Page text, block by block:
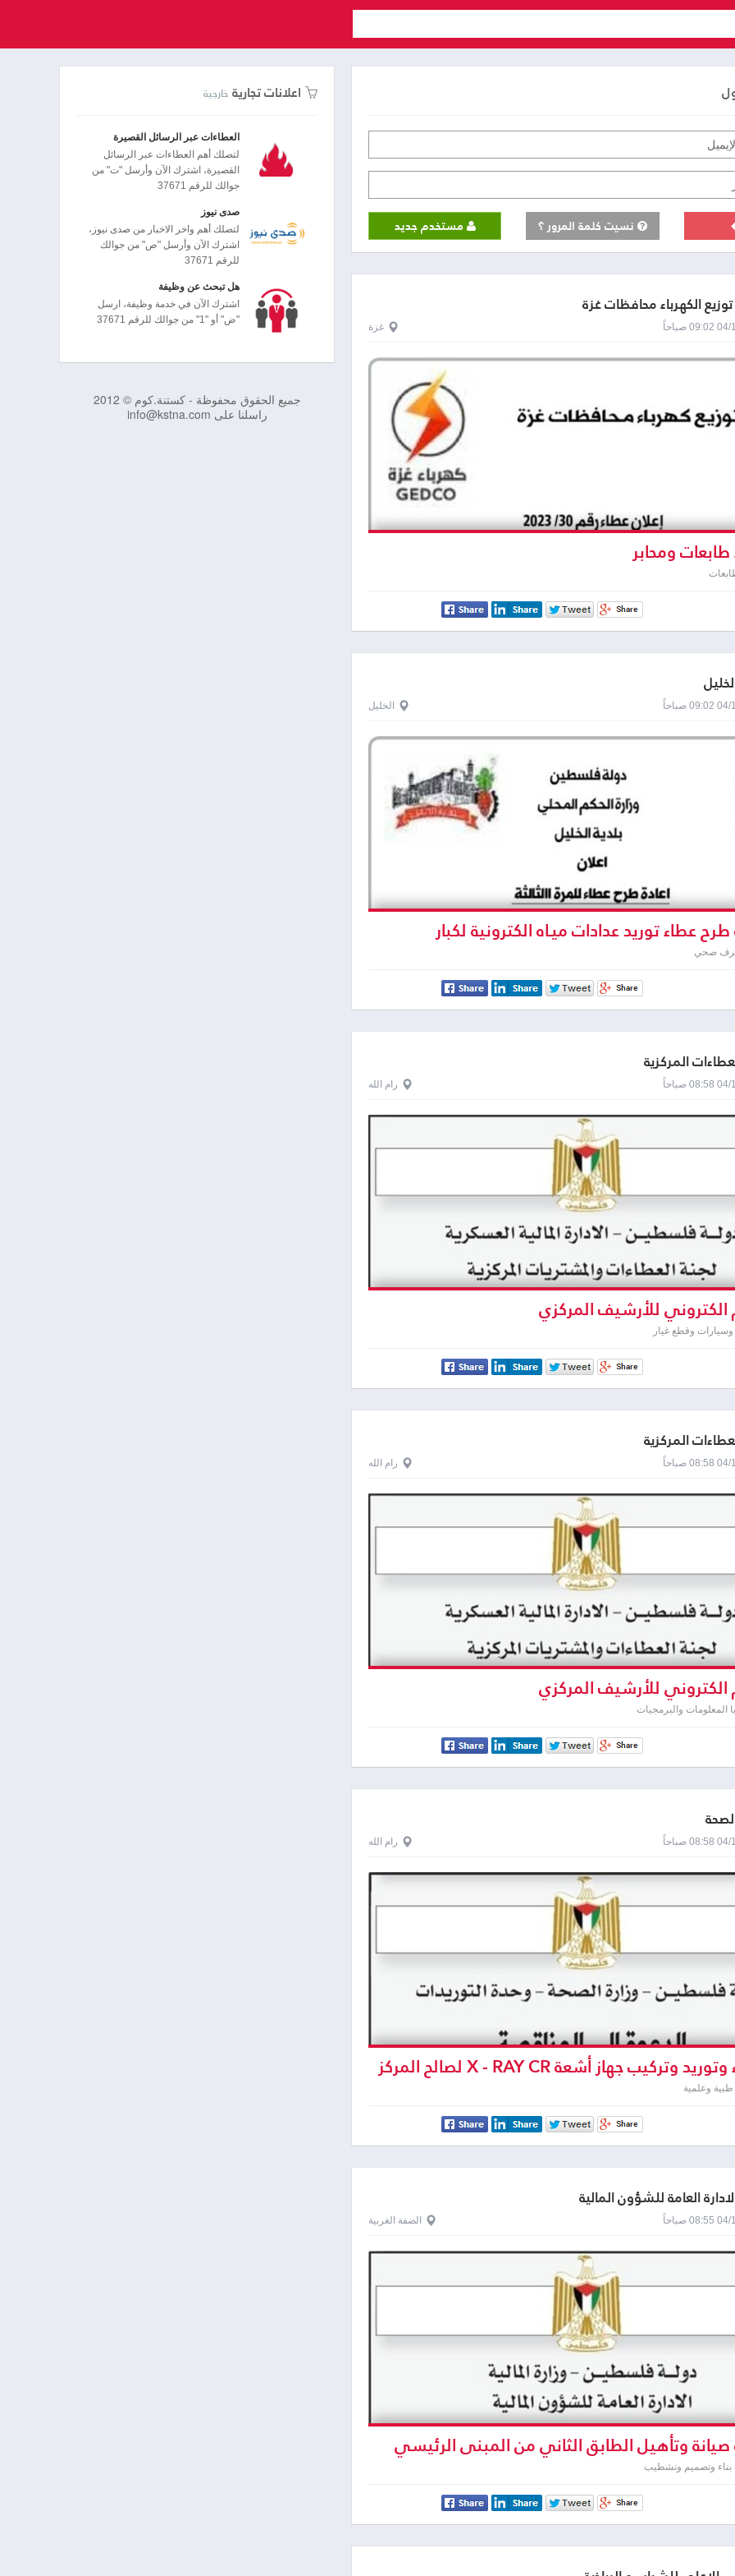
اعلانات تجارية خارجية
العطاءات عبر الرسائل القصيرة
لتصلك أهم العطاءات عبر الرسائل
القصيرة، اشترك الآن وأرسل "ت" من
جوالك للرقم 37671
صدى نيوز
لتصلك أهم واخر الاخبار من صدى نيوز،
اشترك الآن وأرسل "ص" من جوالك
للرقم 37671
هل تبحث عن وظيفة
اشترك الآن في خدمة وظيفة، ارسل
"ض" أو "1" من جوالك للرقم 37671
جميع الحقوق محفوظة - كستنة.كوم © 2012
راسلنا على info@kstna.com
نسيت كلمة المرور ؟ مستخدم جديد
الكهرباء محافظات غزة
صباحاً غزة
ومحابر
صباحاً الخليل
طرح عطاء توريد عدادات ميـاه الكترونية لكبار
الثالثة
صحي
المركزية
صباحاً رام الله
للأرشيف المركزي
وقطع غيار
المركزية
صباحاً رام الله
للأرشيف المركزي
المعلومات والبرمجيات
صباحاً رام الله
شـراء وتوريد وتركيب جهاز أشعة X - RAY CR لصالح المركز
الجلدية
وعلمية
العامة للشؤون المالية
صباحاً الضفة الغربية
صيانة وتأهيل الطابق الثاني من المبنى الرئيسي
بناء وتصميم وتشطيب